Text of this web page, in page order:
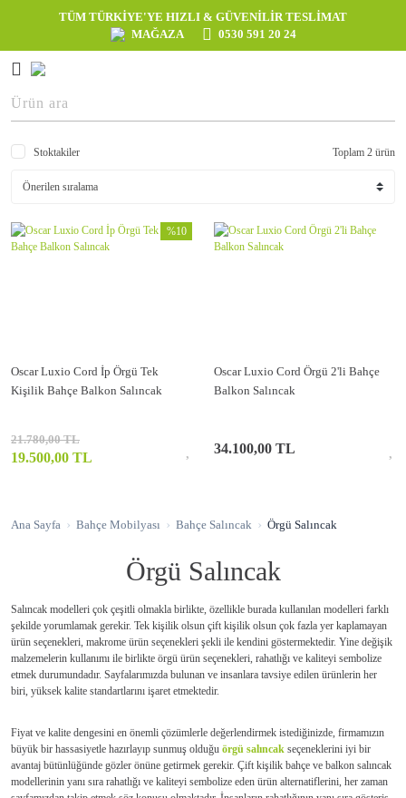
TÜM TÜRKİYE'YE HIZLI & GÜVENİLİR TESLİMAT
MAĞAZA
0530 591 20 24
Stoktakiler Toplam 2 ürün
Oscar Luxio Cord İp Örgü Tek
Kişilik Bahçe Balkon Salıncak
%10
21.780,00 TL
19.500,00 TL
Oscar Luxio Cord Örgü 2'li Bahçe
Balkon Salıncak
34.100,00 TL
Ana Sayfa Bahçe Mobilyası Bahçe Salıncak Örgü Salıncak
Örgü Salıncak
Salıncak modelleri çok çeşitli olmakla birlikte, özellikle burada kullanılan modelleri farklı
şekilde yorumlamak gerekir. Tek kişilik olsun çift kişilik olsun çok fazla yer kaplamayan
ürün seçenekleri, makrome ürün seçenekleri şekli ile kendini göstermektedir. Yine değişik
malzemelerin kullanımı ile birlikte örgü ürün seçenekleri, rahatlığı ve kaliteyi sembolize
etmek durumundadır. Sayfalarımızda bulunan ve insanlara tavsiye edilen ürünlerin her
biri, yüksek kalite standartlarını işaret etmektedir.
Fiyat ve kalite dengesini en önemli çözümlerle değerlendirmek istediğinizde, firmamızın
büyük bir hassasiyetle hazırlayıp sunmuş olduğu örgü salıncak seçeneklerini iyi bir
avantaj bütünlüğünde gözler önüne getirmek gerekir. Çift kişilik bahçe ve balkon salıncak
modellerinin yanı sıra rahatlığı ve kaliteyi sembolize eden ürün alternatiflerini, her zaman